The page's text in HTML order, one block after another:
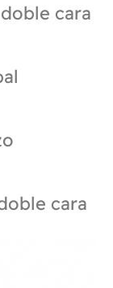
cara
cara